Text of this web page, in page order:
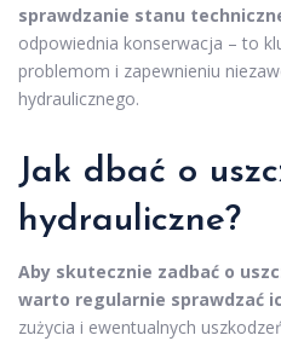
sprawdzanie stanu
odpowiednia konserwacja – to
problemom i zapewnieniu
hydraulicznego.
Jak dbać o
hydrauliczne?
Aby skutecznie zadbać o
warto regularnie sprawdzać
zużycia i ewentualnych